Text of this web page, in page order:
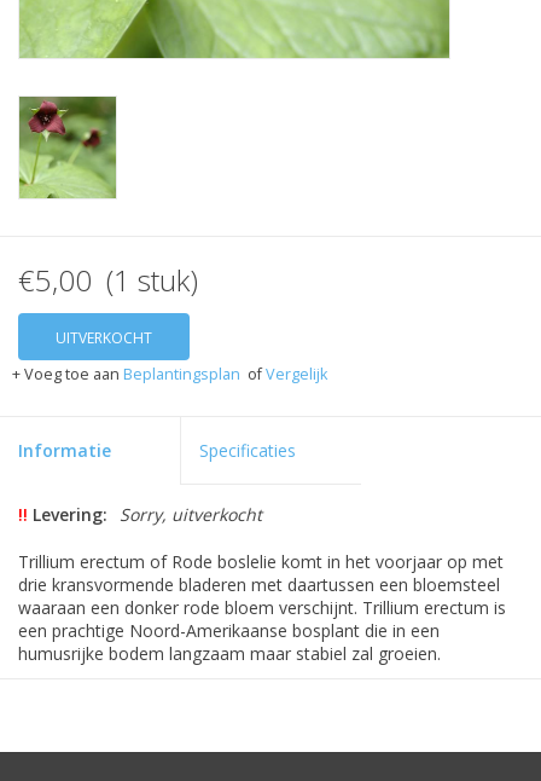
Sterke Bollen Dagen
Nieuws
€5,00 (1 stuk)
UITVERKOCHT
+ Voeg toe aan Beplantingsplan ofVergelijk
Informatie Specificaties
!! Levering: Sorry, uitverkocht
Trillium erectum of Rode boslelie komt in het voorjaar op met
drie kransvormende bladeren met daartussen een bloemsteel
waaraan een donker rode bloem verschijnt. Trillium erectum is
een prachtige Noord-Amerikaanse bosplant die in een
humusrijke bodem langzaam maar stabiel zal groeien.